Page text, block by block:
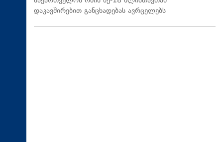
დაკავშირებით განცხადებას ავრცელებს